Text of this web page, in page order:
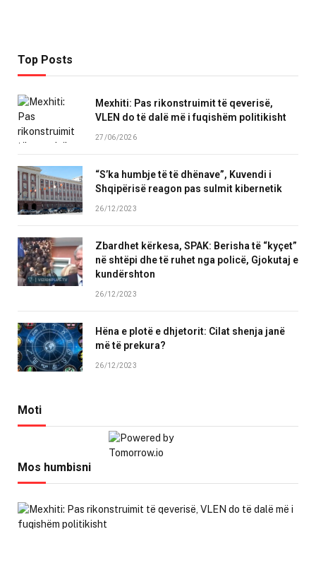
Top Posts
Mexhiti: Pas rikonstruimit të qeverisë,
VLEN do të dalë më i fuqishëm politikisht
27/06/2026
“S’ka humbje të të dhënave”, Kuvendi i
Shqipërisë reagon pas sulmit kibernetik
26/12/2023
Zbardhet kërkesa, SPAK: Berisha të “kyçet”
në shtëpi dhe të ruhet nga policë, Gjokutaj e
kundërshton
26/12/2023
Hëna e plotë e dhjetorit: Cilat shenja janë
më të prekura?
26/12/2023
Moti
Mos humbisni